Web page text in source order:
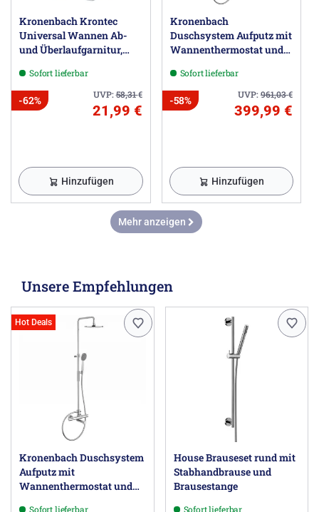
Kronenbach Krontec
Universal Wannen Ab-
und Überlaufgarnitur,
Sofort lieferbar
UVP:58,31€
-62%
21,99 €
Hinzufügen
Kronenbach
Duschsystem Aufputz mit
Wannenthermostat und
rundSofort lieferbar
UVP:961,03€
-58%
399,99 €
Hinzufügen
Mehr anzeigen
Unsere Empfehlungen
Hot Deals
Kronenbach Duschsystem
Aufputz mit
Wannenthermostat und
Sofort lieferbar
House Brauseset rund mit
Stabhandbrause und
Brausestange
Sofort lieferbar